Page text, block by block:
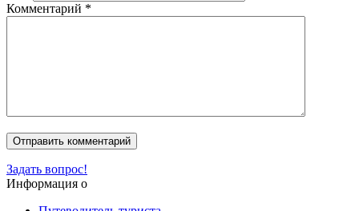
Комментарий *
Задать вопрос!
Информация о